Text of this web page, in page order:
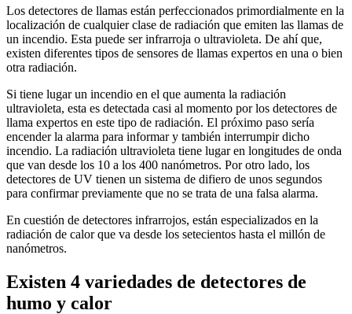
Los detectores de llamas están perfeccionados primordialmente en la
localización de cualquier clase de radiación que emiten las llamas de
un incendio. Esta puede ser infrarroja o ultravioleta. De ahí que,
existen diferentes tipos de sensores de llamas expertos en una o bien
otra radiación.
Si tiene lugar un incendio en el que aumenta la radiación
ultravioleta, esta es detectada casi al momento por los detectores de
llama expertos en este tipo de radiación. El próximo paso sería
encender la alarma para informar y también interrumpir dicho
incendio. La radiación ultravioleta tiene lugar en longitudes de onda
que van desde los 10 a los 400 nanómetros. Por otro lado, los
detectores de UV tienen un sistema de difiero de unos segundos
para confirmar previamente que no se trata de una falsa alarma.
En cuestión de detectores infrarrojos, están especializados en la
radiación de calor que va desde los setecientos hasta el millón de
nanómetros.
Existen 4 variedades de detectores de
humo y calor